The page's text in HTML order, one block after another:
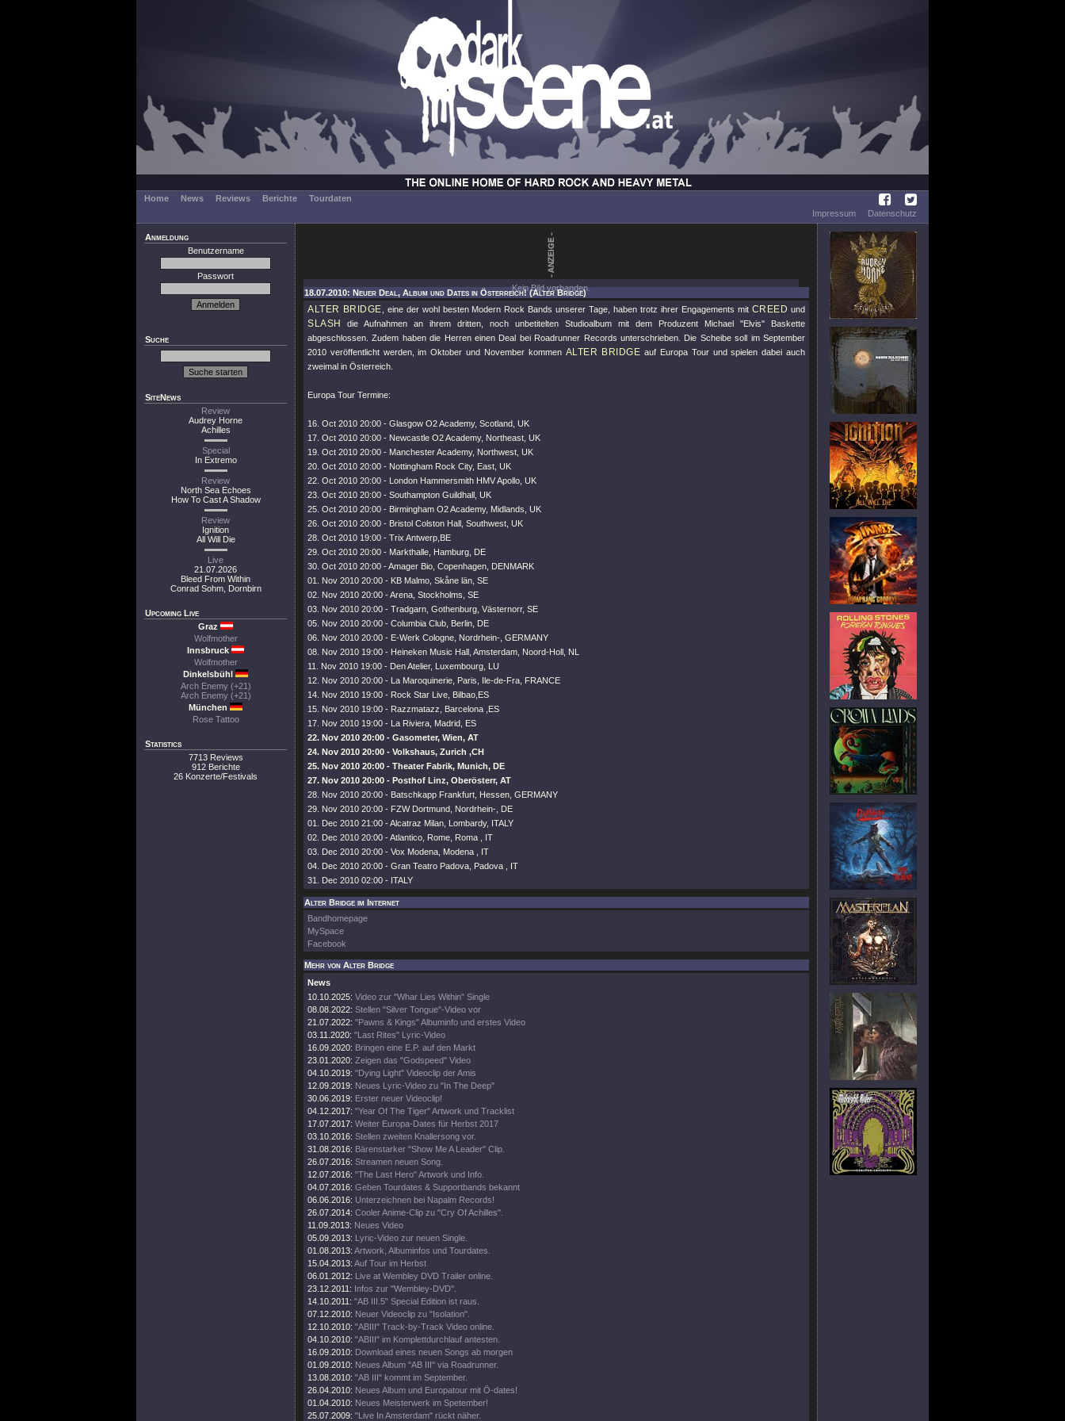
Home News Reviews Berichte
Tourdaten
Impressum
Datenschutz
Anmeldung
Benutzername
Passwort
Suche
SiteNews
Review
Audrey Horne
Achilles
Special
In Extremo
Review
North Sea Echoes
How To Cast A Shadow
Review
Ignition
All Will Die
Live
21.07.2026
Bleed From Within
Conrad Sohm, Dornbirn
Upcoming Live
Graz
Wolfmother
Innsbruck
Wolfmother
Dinkelsbühl
Arch Enemy (+21)
Arch Enemy (+21)
München
Rose Tattoo
Statistics
7713 Reviews
912 Berichte
26 Konzerte/Festivals
Kein Bild vorhanden.
18.07.2010: Neuer Deal, Album und Dates in Österreich! (Alter Bridge)
ALTER BRIDGE , eine der wohl besten Modern Rock Bands unserer Tage, haben trotz ihrer Engagements mit CREED und
SLASH
die Aufnahmen an ihrem dritten, noch unbetitelten Studioalbum mit dem Produzent Michael "Elvis" Baskette
abgeschlossen. Zudem haben die Herren einen Deal bei Roadrunner Records unterschrieben. Die Scheibe soll im September
2010 veröffentlicht werden, im Oktober und November kommen ALTER BRIDGE auf Europa Tour und spielen dabei auch
zweimal in Österreich.
Europa Tour Termine:
16. Oct 2010 20:00 - Glasgow O2 Academy, Scotland, UK
17. Oct 2010 20:00 - Newcastle O2 Academy, Northeast, UK
19. Oct 2010 20:00 - Manchester Academy, Northwest, UK
20. Oct 2010 20:00 - Nottingham Rock City, East, UK
22. Oct 2010 20:00 - London Hammersmith HMV Apollo, UK
23. Oct 2010 20:00 - Southampton Guildhall, UK
25. Oct 2010 20:00 - Birmingham O2 Academy, Midlands, UK
26. Oct 2010 20:00 - Bristol Colston Hall, Southwest, UK
28. Oct 2010 19:00 - Trix Antwerp,BE
29. Oct 2010 20:00 - Markthalle, Hamburg, DE
30. Oct 2010 20:00 - Amager Bio, Copenhagen, DENMARK
01. Nov 2010 20:00 - KB Malmo, Skåne län, SE
02. Nov 2010 20:00 - Arena, Stockholms, SE
03. Nov 2010 20:00 - Tradgarn, Gothenburg, Västernorr, SE
05. Nov 2010 20:00 - Columbia Club, Berlin, DE
06. Nov 2010 20:00 - E-Werk Cologne, Nordrhein-, GERMANY
08. Nov 2010 19:00 - Heineken Music Hall, Amsterdam, Noord-Holl, NL
11. Nov 2010 19:00 - Den Atelier, Luxembourg, LU
12. Nov 2010 20:00 - La Maroquinerie, Paris, Ile-de-Fra, FRANCE
14. Nov 2010 19:00 - Rock Star Live, Bilbao,ES
15. Nov 2010 19:00 - Razzmatazz, Barcelona ,ES
17. Nov 2010 19:00 - La Riviera, Madrid, ES
22. Nov 2010 20:00 - Gasometer, Wien, AT
24. Nov 2010 20:00 - Volkshaus, Zurich ,CH
25. Nov 2010 20:00 - Theater Fabrik, Munich, DE
27. Nov 2010 20:00 - Posthof Linz, Oberösterr, AT
28. Nov 2010 20:00 - Batschkapp Frankfurt, Hessen, GERMANY
29. Nov 2010 20:00 - FZW Dortmund, Nordrhein-, DE
01. Dec 2010 21:00 - Alcatraz Milan, Lombardy, ITALY
02. Dec 2010 20:00 - Atlantico, Rome, Roma , IT
03. Dec 2010 20:00 - Vox Modena, Modena , IT
04. Dec 2010 20:00 - Gran Teatro Padova, Padova , IT
31. Dec 2010 02:00 - ITALY
Alter Bridge im Internet
Bandhomepage
MySpace
Facebook
Mehr von Alter Bridge
News
10.10.2025: Video zur "Whar Lies Within" Single
08.08.2022: Stellen "Silver Tongue"-Video vor
21.07.2022: "Pawns & Kings" Albuminfo und erstes Video
03.11.2020: "Last Rites" Lyric-Video
16.09.2020: Bringen eine E.P. auf den Markt
23.01.2020: Zeigen das "Godspeed" Video
04.10.2019: "Dying Light" Videoclip der Amis
12.09.2019: Neues Lyric-Video zu "In The Deep"
30.06.2019: Erster neuer Videoclip!
04.12.2017: "Year Of The Tiger" Artwork und Tracklist
17.07.2017: Weiter Europa-Dates für Herbst 2017
03.10.2016: Stellen zweiten Knallersong vor.
31.08.2016: Bärenstarker "Show Me A Leader" Clip.
26.07.2016: Streamen neuen Song.
12.07.2016: "The Last Hero" Artwork und Info.
04.07.2016: Geben Tourdates & Supportbands bekannt
06.06.2016: Unterzeichnen bei Napalm Records!
26.07.2014: Cooler Anime-Clip zu "Cry Of Achilles".
11.09.2013: Neues Video
05.09.2013: Lyric-Video zur neuen Single.
01.08.2013: Artwork, Albuminfos und Tourdates.
15.04.2013: Auf Tour im Herbst
06.01.2012: Live at Wembley DVD Trailer online.
23.12.2011: Infos zur "Wembley-DVD".
14.10.2011: "AB III.5" Special Edition ist raus.
07.12.2010: Neuer Videoclip zu "Isolation".
12.10.2010: "ABIII" Track-by-Track Video online.
04.10.2010: "ABIII" im Komplettdurchlauf antesten.
16.09.2010: Download eines neuen Songs ab morgen
01.09.2010: Neues Album "AB III" via Roadrunner.
13.08.2010: "AB III" kommt im September.
26.04.2010: Neues Album und Europatour mit Ö-dates!
01.04.2010: Neues Meisterwerk im Spetember!
25.07.2009: "Live In Amsterdam" rückt näher.